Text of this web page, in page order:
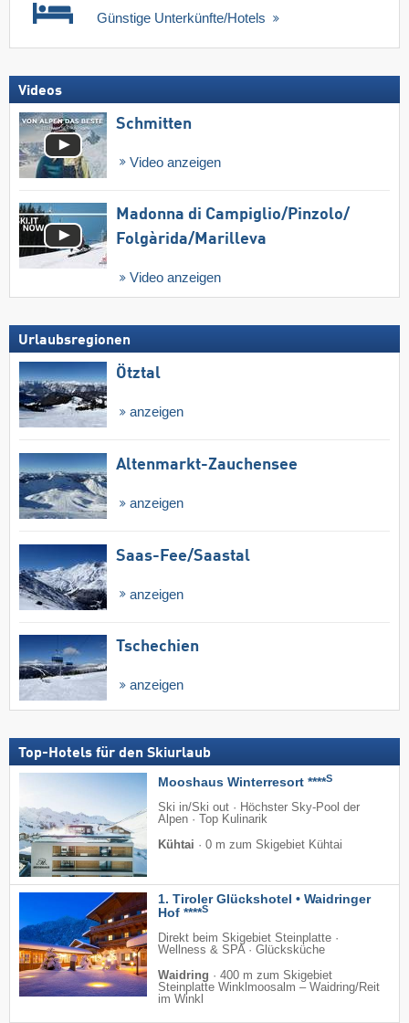
Günstige Unterkünfte/Hotels
Videos
Schmitten
Video anzeigen
Madonna di Campiglio/​Pinzolo/​
Folgàrida/​Marilleva
Video anzeigen
Urlaubsregionen
Ötztal
anzeigen
Altenmarkt-Zauchensee
anzeigen
Saas-Fee/​Saastal
anzeigen
Tschechien
anzeigen
Top-Hotels für den Skiurlaub
Mooshaus Winterresort ****S
Ski in/Ski out · Höchster Sky-Pool der
Alpen · Top Kulinarik
Kühtai · 0 m zum Skigebiet Kühtai
1. Tiroler Glückshotel • Waidringer
Hof ****S
Direkt beim Skigebiet Steinplatte ·
Wellness & SPA · Glücksküche
Waidring · 400 m zum Skigebiet
Steinplatte Winklmoosalm – Waidring/​Reit
im Winkl